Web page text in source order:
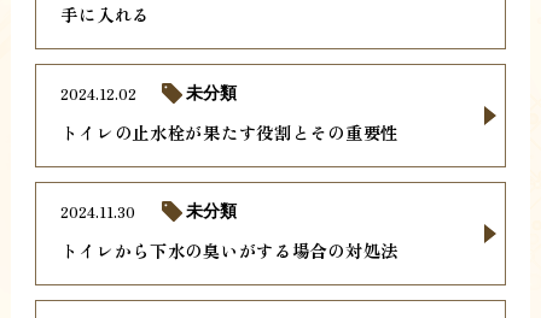
手に入れる
トイレの止水栓が果たす役割とその重要性
2024.12.02 未分類
トイレから下水の臭いがする場合の対処法
2024.11.30 未分類